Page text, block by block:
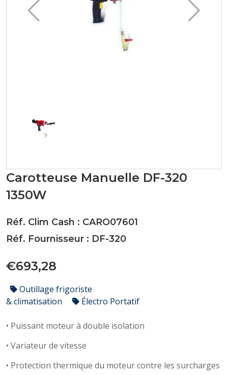
Carotteuse Manuelle DF-320
1350W
Réf. Clim Cash : CARO07601
Réf. Fournisseur : DF-320
€693,28
Outillage frigoriste
& climatisation
Électro Portatif
• Puissant moteur à double isolation
• Variateur de vitesse
• Protection thermique du moteur contre les surcharges